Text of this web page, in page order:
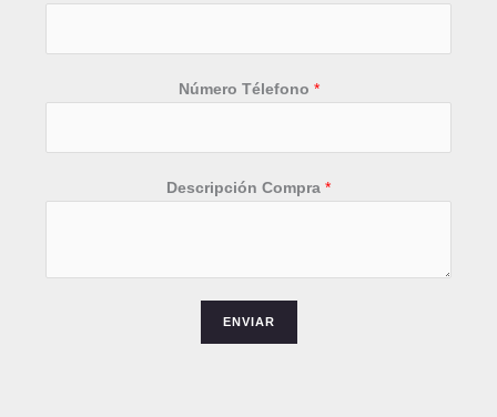
Número Télefono *
Descripción Compra *
ENVIAR